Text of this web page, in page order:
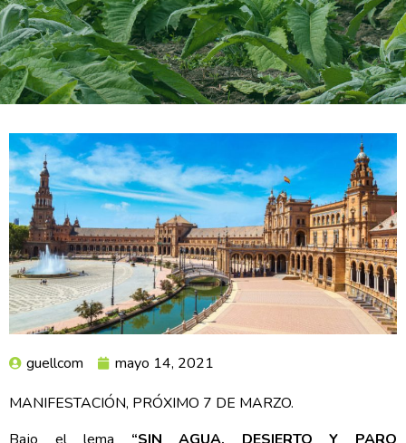
guellcom
mayo 14, 2021
MANIFESTACIÓN, PRÓXIMO 7 DE MARZO.